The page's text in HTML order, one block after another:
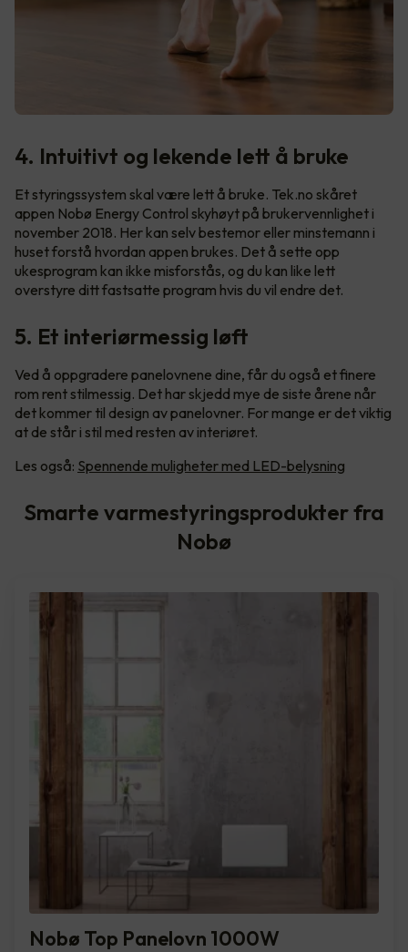
4. Intuitivt og lekende lett å bruke
Et styringssystem skal være lett å bruke. Tek.no skåret
appen Nobø Energy Control skyhøyt på brukervennlighet i
november 2018. Her kan selv bestemor eller minstemann i
huset forstå hvordan appen brukes. Det å sette opp
ukesprogram kan ikke misforstås, og du kan like lett
overstyre ditt fastsatte program hvis du vil endre det.
5. Et interiørmessig løft
Ved å oppgradere panelovnene dine, får du også et finere
rom rent stilmessig. Det har skjedd mye de siste årene når
det kommer til design av panelovner. For mange er det viktig
at de står i stil med resten av interiøret.
Les også: Spennende muligheter med LED-belysning
Smarte varmestyringsprodukter fra
Nobø
Nobø Top Panelovn 1000W